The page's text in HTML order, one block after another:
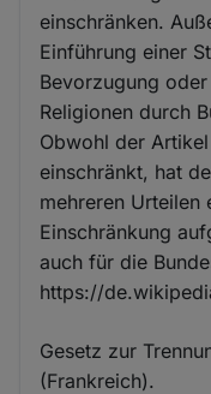
einschränken.
Einführung einer
Bevorzugung
Religionen durch
Obwohl der
einschränkt, hat
mehreren Urteilen
Einschränkung
auch für die
https://
Gesetz zur
(Frankreich).